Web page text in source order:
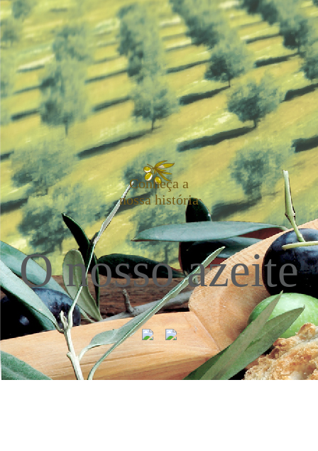
Conheça a
nossa história
O nosso azeite